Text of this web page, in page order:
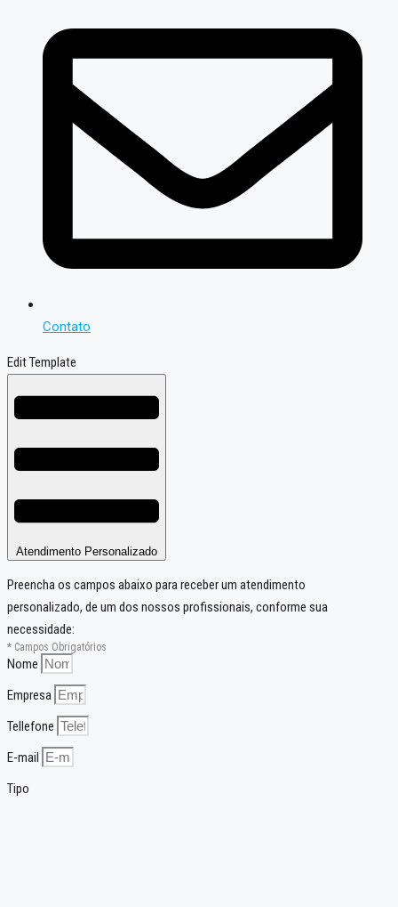
Contato
Edit Template
Atendimento Personalizado
Preencha os campos abaixo para receber um atendimento
personalizado, de um dos nossos profissionais, conforme sua
necessidade:
* Campos Obrigatórios
Nome
Empresa
Tellefone
E-mail
Tipo